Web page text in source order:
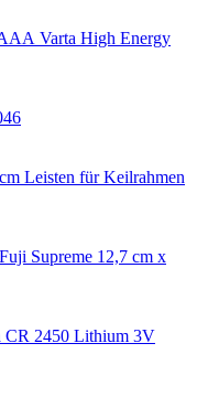
Varta High Energy
Leisten für Keilrahmen
Fuji Supreme 12,7 cm x
CR 2450 Lithium 3V